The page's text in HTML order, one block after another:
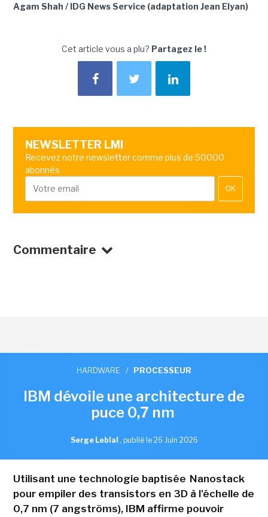
Agam Shah / IDG News Service (adaptation Jean Elyan)
Cet article vous a plu? Partagez le !
NEWSLETTER LMI
Recevez notre newsletter comme plus de 50000
abonnés
OK
Commentaire
HARDWARE / PROCESSEUR
IBM dévoile une architecture de
puce 0,7 nm
Serge Leblal , publié le 26 Juin 2026
Utilisant une technologie baptisée Nanostack
pour empiler des transistors en 3D à l'échelle de
0,7 nm (7 angströms), IBM affirme pouvoir